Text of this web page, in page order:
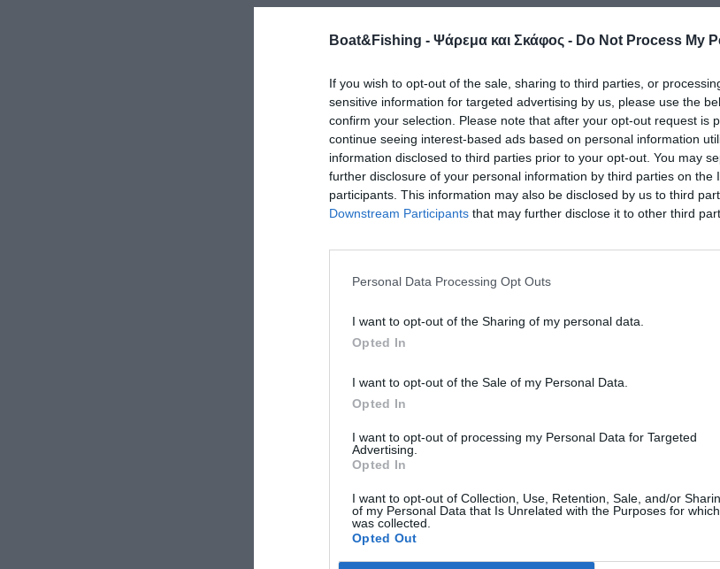
Boat&Fishing - Ψάρεμα και Σκάφος - Do Not Process My
If you wish to opt-out of the sale, sharing to third parties, or
sensitive information for targeted advertising by us, please use the
confirm your selection. Please note that after your opt-out request is
continue seeing interest-based ads based on personal information
information disclosed to third parties prior to your opt-out. You may
further disclosure of your personal information by third parties on the
participants. This information may also be disclosed by us to third
Downstream Participants that may further disclose it to other third
Personal Data Processing Opt Outs
I want to opt-out of the Sharing of my personal data.
Opted In
I want to opt-out of the Sale of my Personal Data.
Opted In
I want to opt-out of processing my Personal Data for Targeted
Advertising.
Opted In
I want to opt-out of Collection, Use, Retention, Sale, and/or
of my Personal Data that Is Unrelated with the Purposes for
was collected.
Opted Out